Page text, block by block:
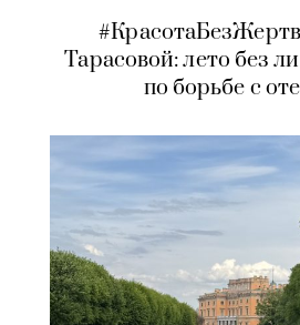
Тарасовой: лето без
по борьбе с